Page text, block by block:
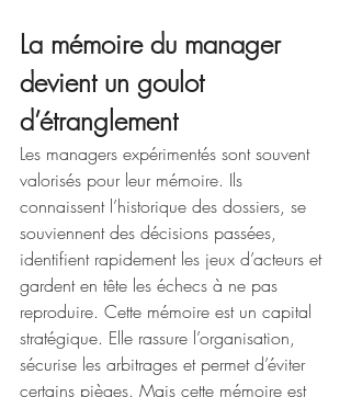
La mémoire du manager
devient un goulot
d’étranglement
Les managers expérimentés sont souvent
valorisés pour leur mémoire. Ils
connaissent l’historique des dossiers, se
souviennent des décisions passées,
identifient rapidement les jeux d’acteurs et
gardent en tête les échecs à ne pas
reproduire. Cette mémoire est un capital
stratégique. Elle rassure l’organisation,
sécurise les arbitrages et permet d’éviter
certains pièges. Mais cette mémoire est